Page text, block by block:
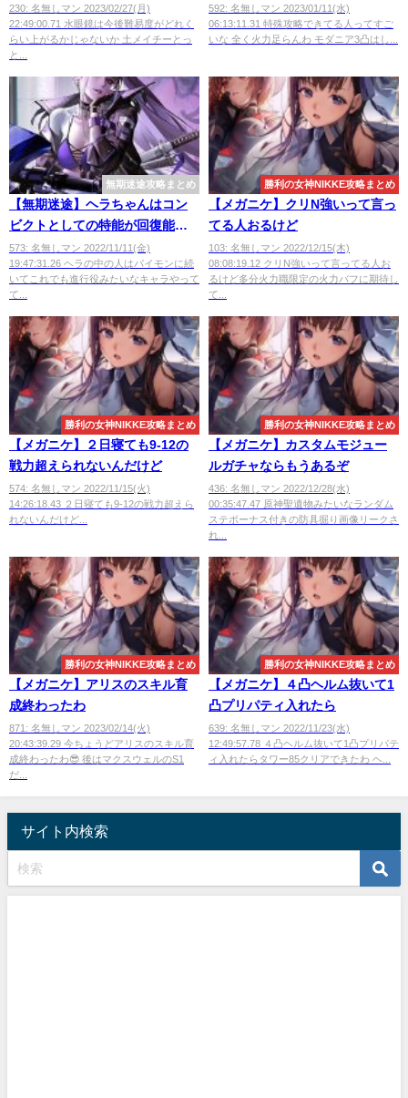
230: 名無しマン 2023/02/27(月)
22:49:00.71 水眼鏡は今後難易度がどれく
らい上がるかじゃないか 土メイチーとっ
と...
592: 名無しマン 2023/01/11(水)
06:13:11.31 特殊攻略できてる人ってすご
いな 全く火力足らんわ モダニア3凸はし...
無期迷途攻略まとめ
【無期迷途】ヘラちゃんはコン
ビクトとしての特能が回復能力
しかないなら
573: 名無しマン 2022/11/11(金)
19:47:31.26 ヘラの中の人はパイモンに続
いてこれでも進行役みたいなキャラやって
て...
勝利の女神NIKKE攻略まとめ
【メガニケ】クリN強いって言っ
てる人おるけど
103: 名無しマン 2022/12/15(木)
08:08:19.12 クリN強いって言ってる人お
るけど多分火力職限定の火力バフに期待し
て...
勝利の女神NIKKE攻略まとめ
【メガニケ】２日寝ても9-12の
戦力超えられないんだけど
574: 名無しマン 2022/11/15(火)
14:26:18.43 ２日寝ても9-12の戦力超えら
れないんだけど...
勝利の女神NIKKE攻略まとめ
【メガニケ】カスタムモジュー
ルガチャならもうあるぞ
436: 名無しマン 2022/12/28(水)
00:35:47.47 原神聖遺物みたいなランダム
ステボーナス付きの防具掘り画像リークさ
れ...
勝利の女神NIKKE攻略まとめ
【メガニケ】アリスのスキル育
成終わったわ
871: 名無しマン 2023/02/14(火)
20:43:39.29 今ちょうどアリスのスキル育
成終わったわ😎 後はマクスウェルのS1
だ...
勝利の女神NIKKE攻略まとめ
【メガニケ】４凸ヘルム抜いて1
凸プリパティ入れたら
639: 名無しマン 2022/11/23(水)
12:49:57.78 ４凸ヘルム抜いて1凸プリパテ
ィ入れたらタワー85クリアできたわ ヘ...
サイト内検索